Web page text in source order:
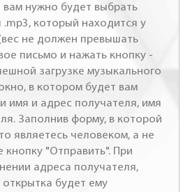
нужно будет выбрать
который находится у
не должен превышать
письмо и нажать кнопку -
загрузке музыкального
в котором будет вам
имя и адрес получателя, имя
Заполнив форму, в которой
являетесь человеком, а не
"Отправить". При
адреса получателя,
будет ему